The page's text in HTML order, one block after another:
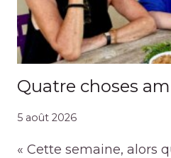
Quatre choses
5 août 2026
« Cette semaine, alors